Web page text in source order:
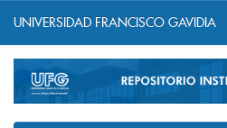
navigation
UNIVERSIDAD FRANCISCO GAVIDIA